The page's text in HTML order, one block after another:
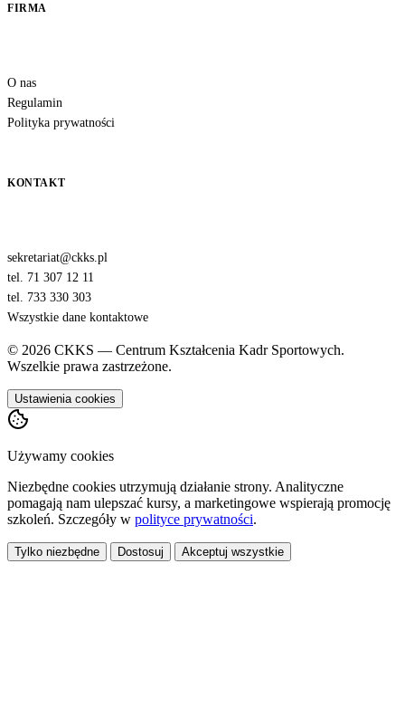
FIRMA
O nas
Regulamin
Polityka prywatności
KONTAKT
sekretariat@ckks.pl
tel. 71 307 12 11
tel. 733 330 303
Wszystkie dane kontaktowe
© 2026 CKKS — Centrum Kształcenia Kadr Sportowych.
Wszelkie prawa zastrzeżone.
Ustawienia cookies
Używamy cookies
Niezbędne cookies utrzymują działanie strony. Analityczne
pomagają nam ulepszać kursy, a marketingowe wspierają promocję
szkoleń. Szczegóły w polityce prywatności.
Tylko niezbędne Dostosuj Akceptuj wszystkie